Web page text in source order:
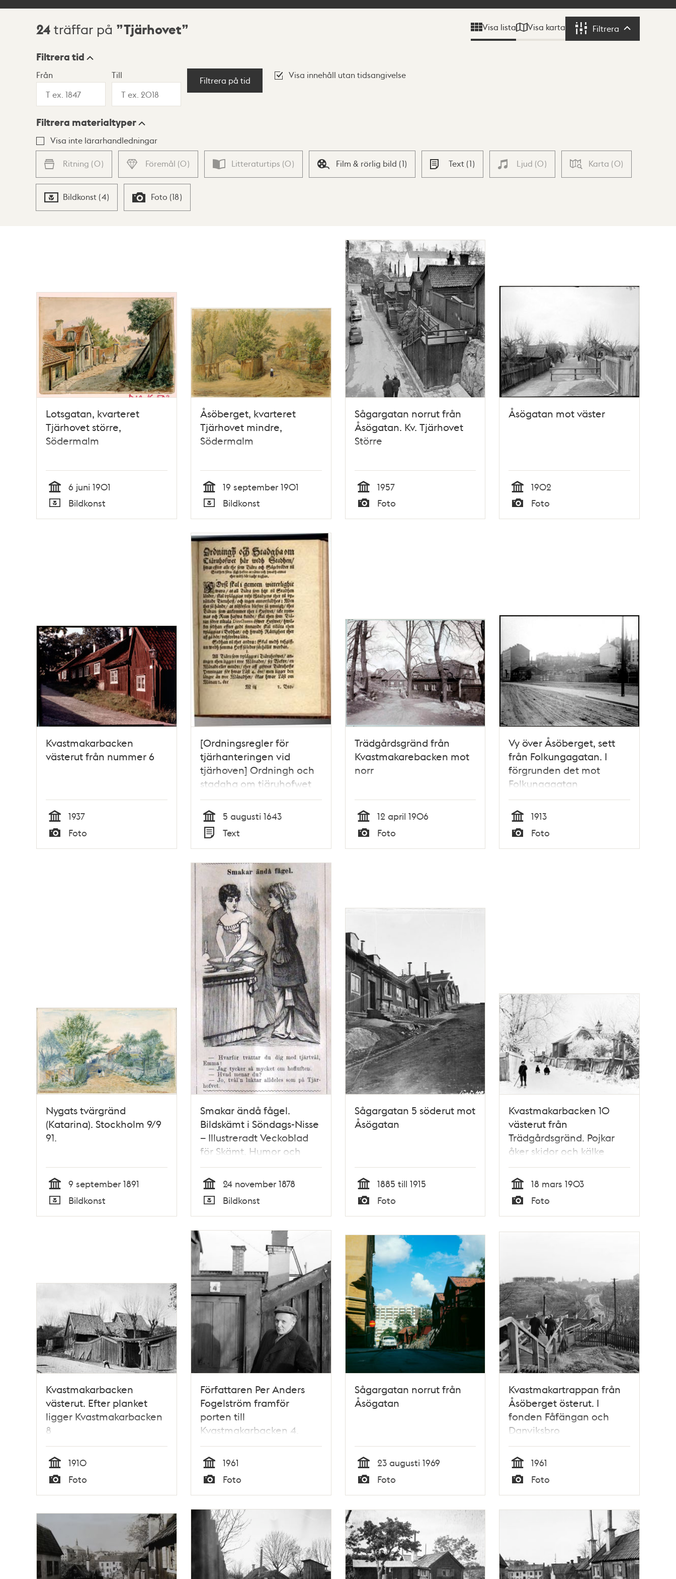
Sökresultat
24 träffar på Tjärhovet Visa lista Visa karta Filtrera Filtrera
Visningsläge
Lista Karta
Filtrera tid
Från Till
Filtrera på tid
Visa innehåll utan tidsangivelse
Filtrera materialtyper
Visa inte lärarhandledningar
Ritning (0) Föremål (0) Litteraturtips (0) Film & rörlig bild (1) Text (1) Ljud (0) Karta (0)
Bildkonst (4) Foto (18)
Lotsgatan, kvarteret
Tjärhovet större,
Södermalm
Tid
6 juni 1901
Typ
Bildkonst
Åsöberget, kvarteret
Tjärhovet mindre,
Södermalm
Tid
19 september 1901
Typ
Bildkonst
Sågargatan norrut från
Åsögatan. Kv. Tjärhovet
Större
Tid
1957
Typ
Foto
Åsögatan mot väster
Tid
1902
Typ
Foto
Kvastmakarbacken
västerut från nummer 6
Tid
1937
Typ
Foto
[Ordningsregler för
tjärhanteringen vid
tjärhoven] Ordningh och
stadgha om tiäruhofwet
här widh stadhen, hwar
effter alle the som tiäru
och sågebräder til
stadhen föra, sigh hafua
at rätta, hwadh annat
ther widh bör i achtaghas.
Tid
5 augusti 1643
Typ
Text
Trädgårdsgränd från
Kvastmakarebacken mot
norr
Tid
12 april 1906
Typ
Foto
Vy över Åsöberget, sett
från Folkungagatan. I
förgrunden det mot
Folkungagatan
obebyggda kvarteret
Fyrtornet
Tid
1913
Typ
Foto
Nygats tvärgränd
(Katarina). Stockholm 9/9
91.
Tid
9 september 1891
Bildkonst
Smakar ändå fågel.
Bildskämt i Söndags-Nisse
– Illustreradt Veckoblad
för Skämt, Humor och
Satir, nr 47, den 24
november 1878
Tid
24 november 1878
Bildkonst
Sågargatan 5 söderut mot
Åsögatan
Tid
1885 till 1915
Foto
Kvastmakarbacken 10
västerut från
Trädgårdsgränd. Pojkar
åker skidor och kälke
Tid
18 mars 1903
Foto
Kvastmakarbacken
västerut. Efter planket
ligger Kvastmakarbacken
8
Tid
1910
Typ
Foto
Författaren Per Anders
Fogelström framför
porten till
Kvastmakarbacken 4.
Halvbild
Tid
1961
Typ
Foto
Sågargatan norrut från
Åsögatan
Tid
23 augusti 1969
Typ
Foto
Kvastmakartrappan från
Åsöberget österut. I
fonden Fåfängan och
Danviksbro
Tid
1961
Typ
Foto